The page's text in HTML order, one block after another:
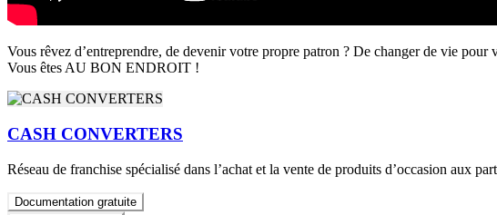
Vous rêvez d’entreprendre, de devenir votre propre patron ? De changer de vie
Vous êtes AU BON ENDROIT !
CASH CONVERTERS
Réseau de franchise spécialisé dans l’achat et la vente de produits d’occasion aux
Documentation gratuite